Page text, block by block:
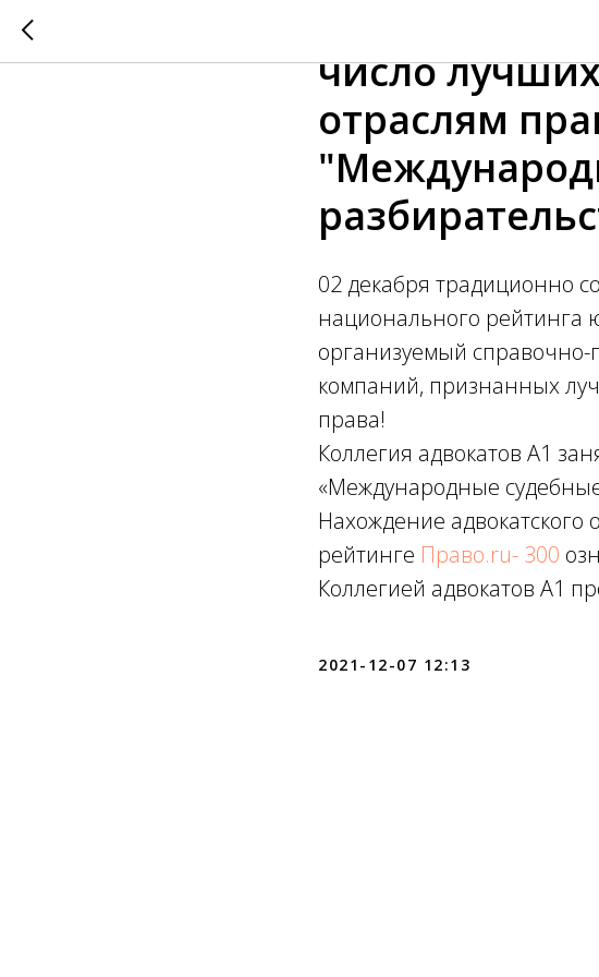
Коллегия
число
отраслям
02 декабря традиционно
национального рейтинга
организуемый
компаний, признанных
права!
Коллегия адвокатов А1
«Международные
Нахождение
рейтинге Право.ru- 300
Коллегией адвокатов А1
2021-12-07 12:13